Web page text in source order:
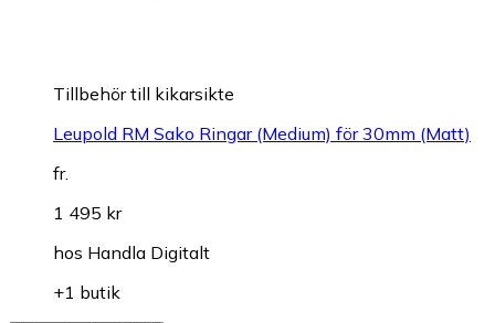
Tillbehör till kikarsikte
Leupold RM Sako Ringar (Medium) för 30mm (Matt)
fr.
1 495 kr
hos Handla Digitalt
+1 butik